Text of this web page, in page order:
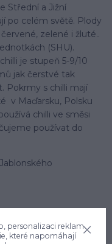
Střední a Jižní
po celém světě. Plody
zelené i žluté..
(SHU).
je stupeň 5-9/10
jak čerstvé tak
Pokrmy s chilli mají
v Maďarsku, Polsku
chilli ve směsi
používat do
personalizaci reklam
které napomáhají